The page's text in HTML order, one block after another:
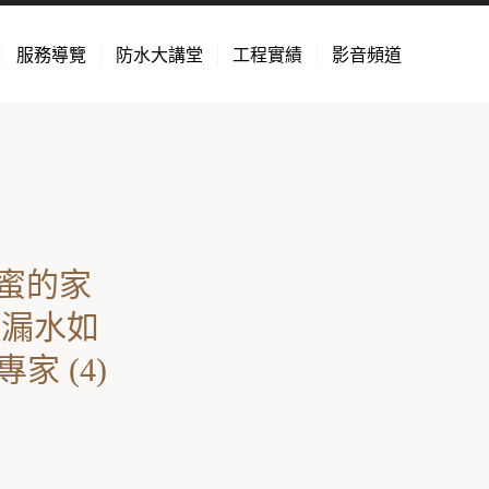
服務導覽 防水大講堂 工程實績 影音頻道
的家
水如
家 (4)